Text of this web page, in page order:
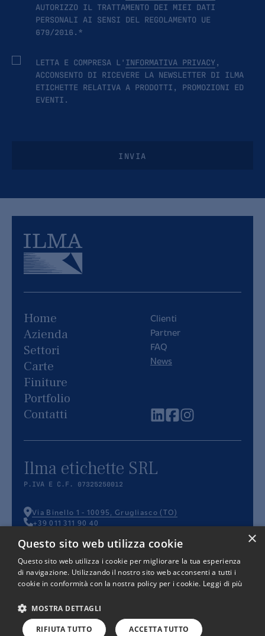
AUTORIZZO IL TRATTAMENTO DEI MIEI DATI
PERSONALI AI SENSI DEL REGOLAMENTO UE
679/2016.*
LETTA E COMPRESA L' INFORMATIVA PRIVACY ,
ACCONSENTO DI RICEVERE LA NEWSLETTER DI ILMA
ETICHETTE RELATIVA A PRODOTTI, PROMOZIONI ED
EVENTI.
INVIA
Ilma etichette SRL
P.IVA E C.F. 07325250012
Via Binello 1 - 10095 Grugliasco (TO)
+39 011 311 90 40
Home
Azienda
Settori
Carte
Finiture
Portfolio
Contatti
Clienti
Partner
FAQ
News
PRIVACY
COOKIE
TERMINI E
Questo sito è protetto da Google reCAPTCHA v3,Privacy Policy
Terms of Servicedi Google.
×
Questo sito web utilizza cookie
Questo sito web utilizza i cookie per migliorare la tua esperienza
di navigazione. Utilizzando il nostro sito web acconsenti a tutti i
cookie in conformità con la nostra policy per i cookie. Leggi di più
ACCETTA TUTTO
RIFIUTA TUTTO
MOSTRA DETTAGLI